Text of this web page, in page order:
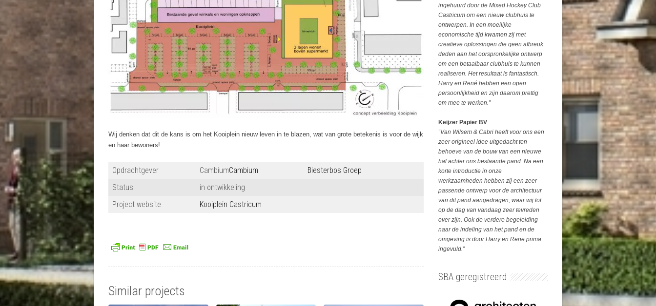
Wij denken dat dit de kans is om het Kooiplein nieuw leven in te blazen, wat van grote betekenis is voor de wijk
en haar bewoners!
Opdrachtgever CambiumCambium
Biesterbos Groep
Status
in ontwikkeling
Project website
Kooiplein Castricum
Similar projects
ingehuurd door de Mixed Hockey Club
Castricum om een nieuw clubhuis te
ontwerpen. In een moeilijke
economische tijd kwamen zij met
creatieve oplossingen die geen afbreuk
deden aan het oorspronkelijke ontwerp
om een betaalbaar clubhuis te kunnen
realiseren. Het resultaat is fantastisch.
Harry en René hebben een open
persoonlijkheid en zijn daarom prettig
om mee te werken.”
Keijzer Papier BV
“Van Wilsem & Cabri heeft voor ons een
zeer origineel idee uitgedacht ten
behoeve van de bouw van een nieuwe
hal achter ons bestaande pand. Na een
korte introductie in onze
werkzaamheden hebben zij een zeer
passende ontwerp voor de architectuur
van dit pand aangedragen, waar wij tot
op de dag van vandaag zeer tevreden
over zijn. Ook de verdere begeleiding
naar de indeling van het pand en de
omgeving is door Harry en Rene prima
ingevuld.”
SBA geregistreerd